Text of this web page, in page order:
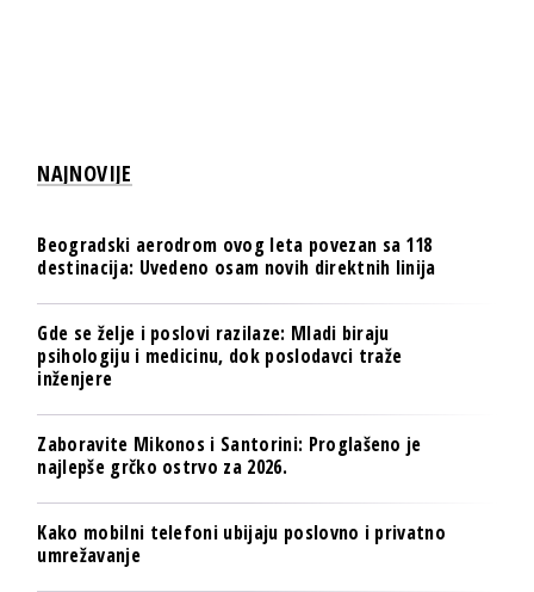
NAJNOVIJE
Beogradski aerodrom ovog leta povezan sa 118
destinacija: Uvedeno osam novih direktnih linija
Gde se želje i poslovi razilaze: Mladi biraju
psihologiju i medicinu, dok poslodavci traže
inženjere
Zaboravite Mikonos i Santorini: Proglašeno je
najlepše grčko ostrvo za 2026.
Kako mobilni telefoni ubijaju poslovno i privatno
umrežavanje